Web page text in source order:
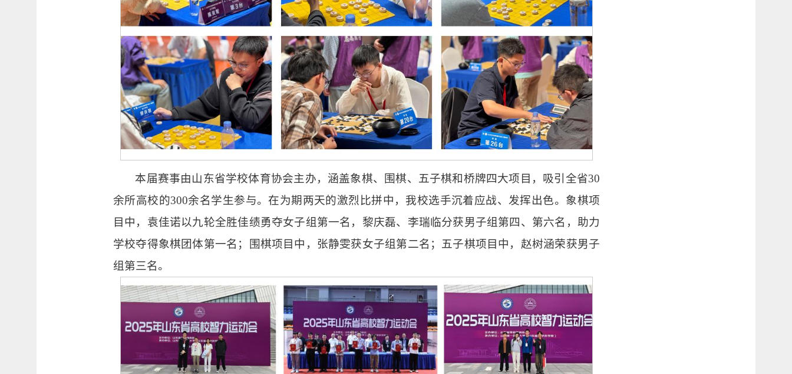
本届赛事由山东省学校体育协会主办，涵盖象棋、围棋、五子棋和桥牌四大项目，吸引全省30
余所高校的300余名学生参与。在为期两天的激烈比拼中，我校选手沉着应战、发挥出色。象棋项
目中，袁佳诺以九轮全胜佳绩勇夺女子组第一名，黎庆磊、李瑞临分获男子组第四、第六名，助力
学校夺得象棋团体第一名；围棋项目中，张静雯获女子组第二名；五子棋项目中，赵树涵荣获男子
组第三名。